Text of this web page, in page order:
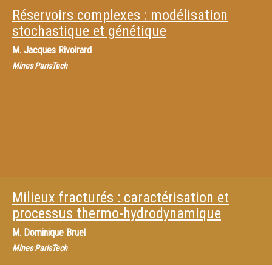
Réservoirs complexes : modélisation
stochastique et génétique
M. Jacques Rivoirard
Mines ParisTech
Milieux fracturés : caractérisation et
processus thermo-hydrodynamique
M. Dominique Bruel
Mines ParisTech